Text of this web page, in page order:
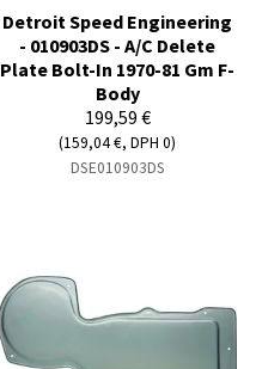
Detroit Speed Engineering
- 010903DS - A/C Delete
Plate Bolt-In 1970-81 Gm F-
Body
199,59 €
(159,04 €, DPH 0)
DSE010903DS